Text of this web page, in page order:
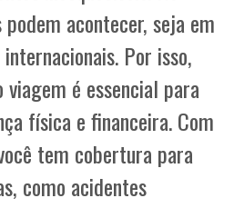
acontecer, seja em
Por isso,
é essencial para
física e financeira. Com
tem cobertura para
como acidentes